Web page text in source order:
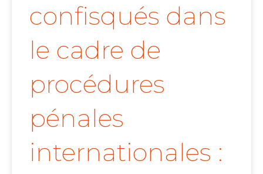
confisqués dans
le cadre de
procédures
pénales
internationales :